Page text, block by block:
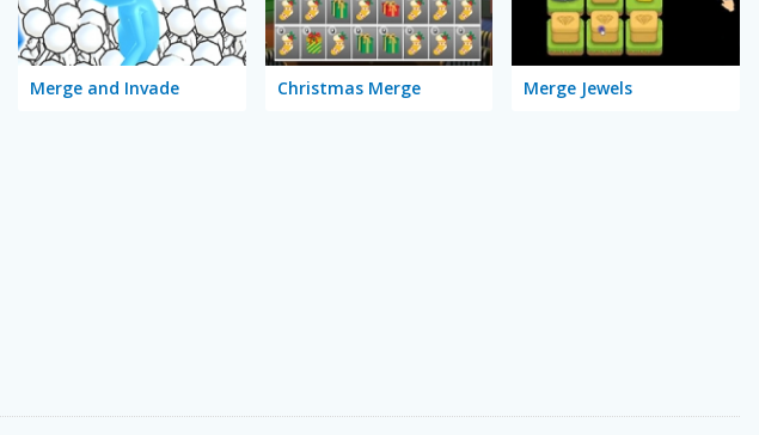
Merge and Invade Christmas Merge Merge Jewels